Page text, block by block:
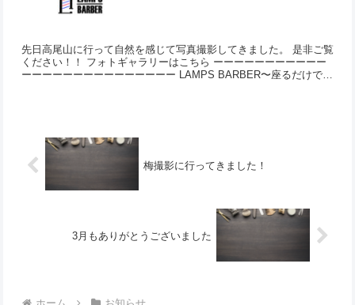
先日高尾山に行って自然を感じて写真撮影してきました。 是非ご覧
ください！！ フォトギャラリーはこちら ーーーーーーーーーーー
ーーーーーーーーーーーーーーー LAMPS BARBER〜座るだけでと
梅撮影に行ってきました！
3月もありがとうございました